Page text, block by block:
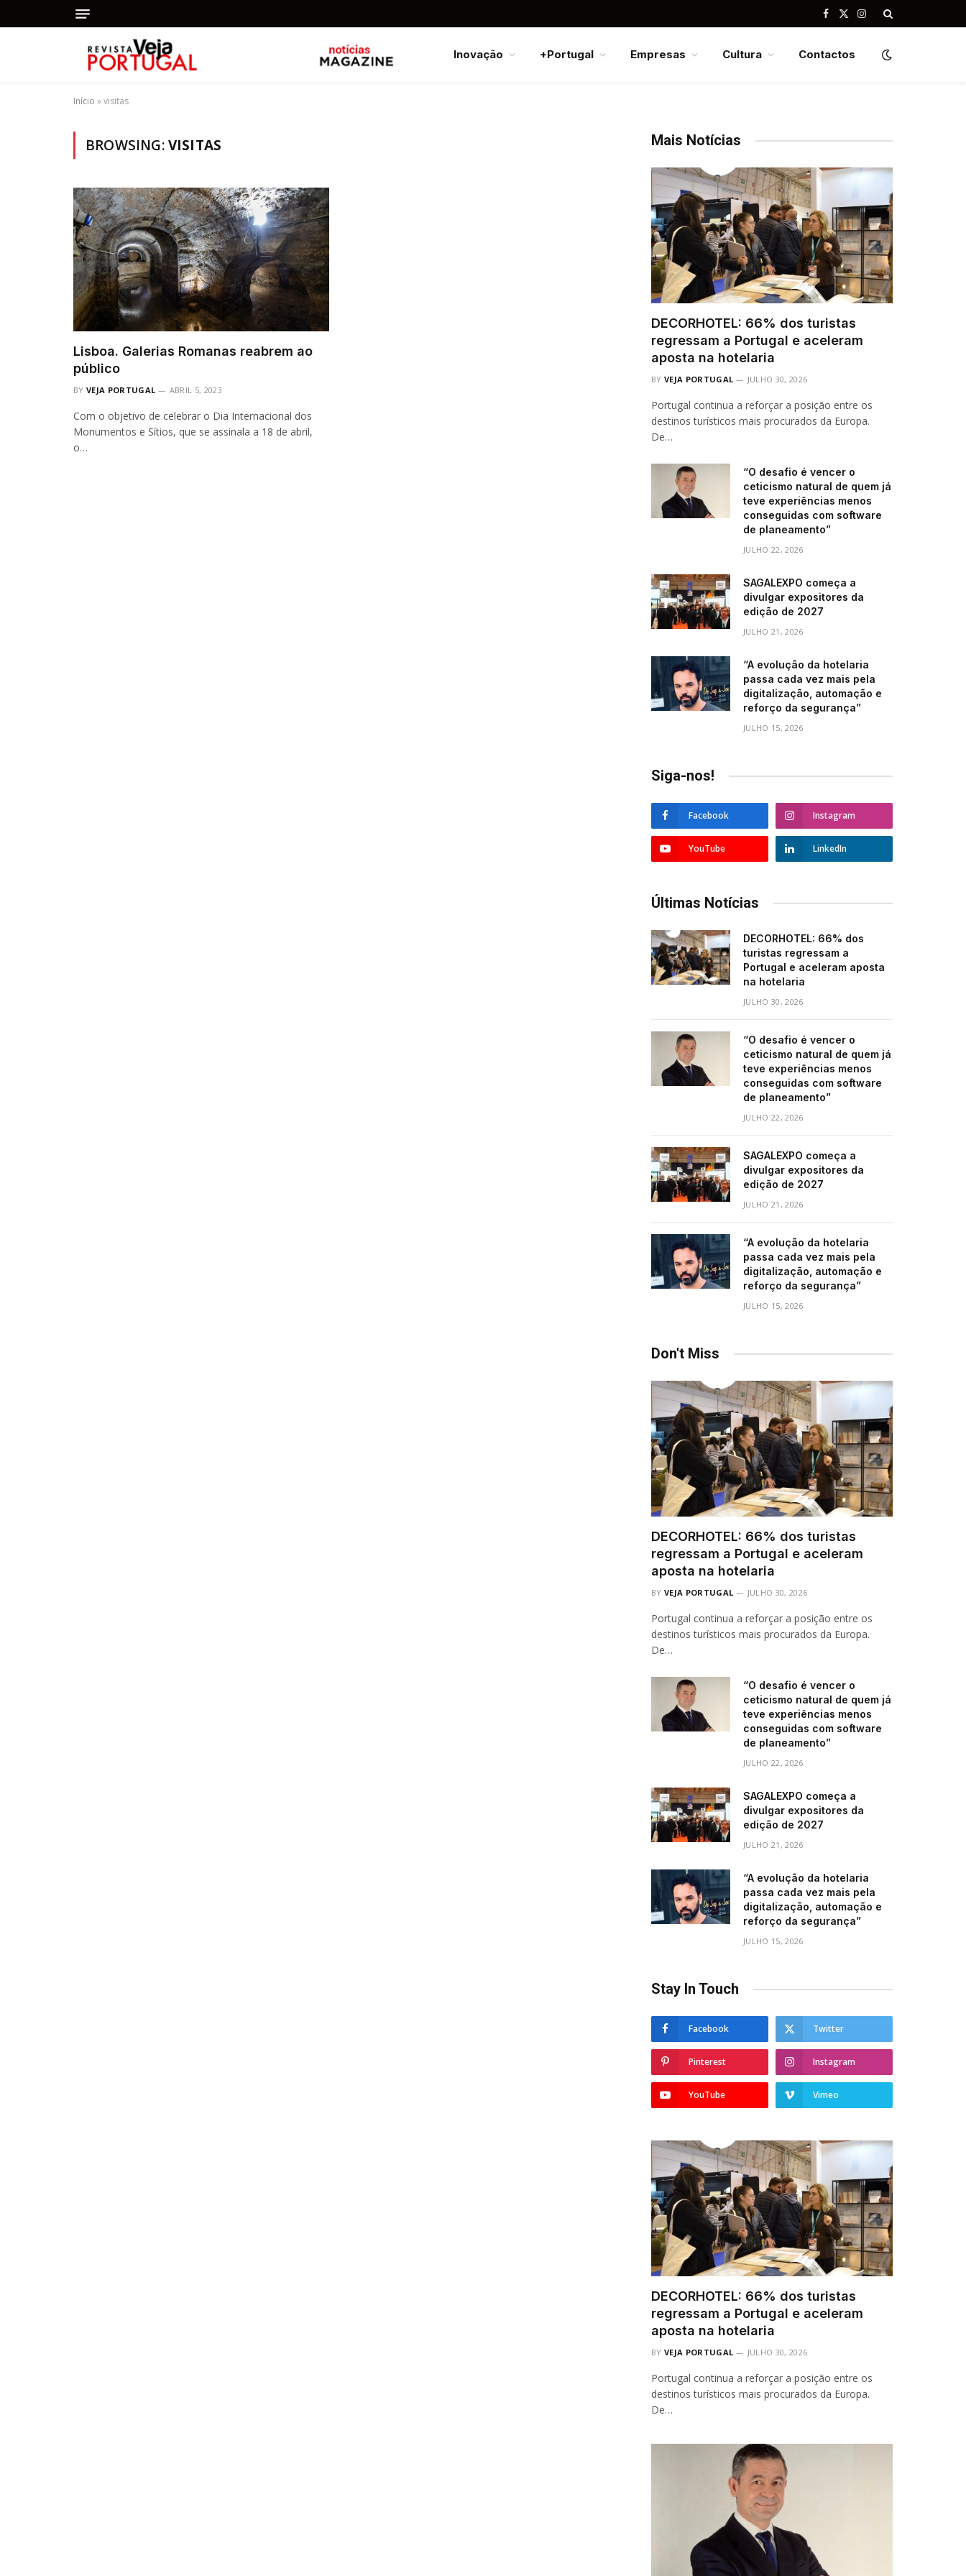
Facebook
X
Instagram
Inovação +Portugal Empresas Cultura Contactos
Início »visitas
BROWSING:VISITAS
Lisboa. Galerias Romanas reabrem ao
público
BY VEJA PORTUGAL ABRIL 5, 2023
Com o objetivo de celebrar o Dia Internacional dos
Monumentos e Sítios, que se assinala a 18 de abril,
o…
Mais Notícias
DECORHOTEL: 66% dos turistas
regressam a Portugal e aceleram
aposta na hotelaria
BY VEJA PORTUGAL JULHO 30, 2026
Portugal continua a reforçar a posição entre os
destinos turísticos mais procurados da Europa.
De…
“O desafio é vencer o
ceticismo natural de quem já
teve experiências menos
conseguidas com software
de planeamento”
JULHO 22, 2026
SAGALEXPO começa a
divulgar expositores da
edição de 2027
JULHO 21, 2026
“A evolução da hotelaria
passa cada vez mais pela
digitalização, automação e
reforço da segurança”
JULHO 15, 2026
Siga-nos!
Facebook Instagram
YouTube LinkedIn
Últimas Notícias
DECORHOTEL: 66% dos
turistas regressam a
Portugal e aceleram aposta
na hotelaria
JULHO 30, 2026
“O desafio é vencer o
ceticismo natural de quem já
teve experiências menos
conseguidas com software
de planeamento”
JULHO 22, 2026
SAGALEXPO começa a
divulgar expositores da
edição de 2027
JULHO 21, 2026
“A evolução da hotelaria
passa cada vez mais pela
digitalização, automação e
reforço da segurança”
JULHO 15, 2026
Don't Miss
DECORHOTEL: 66% dos turistas
regressam a Portugal e aceleram
aposta na hotelaria
BY VEJA PORTUGAL JULHO 30, 2026
Portugal continua a reforçar a posição entre os
destinos turísticos mais procurados da Europa.
De…
“O desafio é vencer o
ceticismo natural de quem já
teve experiências menos
conseguidas com software
de planeamento”
JULHO 22, 2026
SAGALEXPO começa a
divulgar expositores da
edição de 2027
JULHO 21, 2026
“A evolução da hotelaria
passa cada vez mais pela
digitalização, automação e
reforço da segurança”
JULHO 15, 2026
Stay In Touch
Facebook Twitter
Pinterest Instagram
YouTube Vimeo
DECORHOTEL: 66% dos turistas
regressam a Portugal e aceleram
aposta na hotelaria
BY VEJA PORTUGAL JULHO 30, 2026
Portugal continua a reforçar a posição entre os
destinos turísticos mais procurados da Europa.
De…